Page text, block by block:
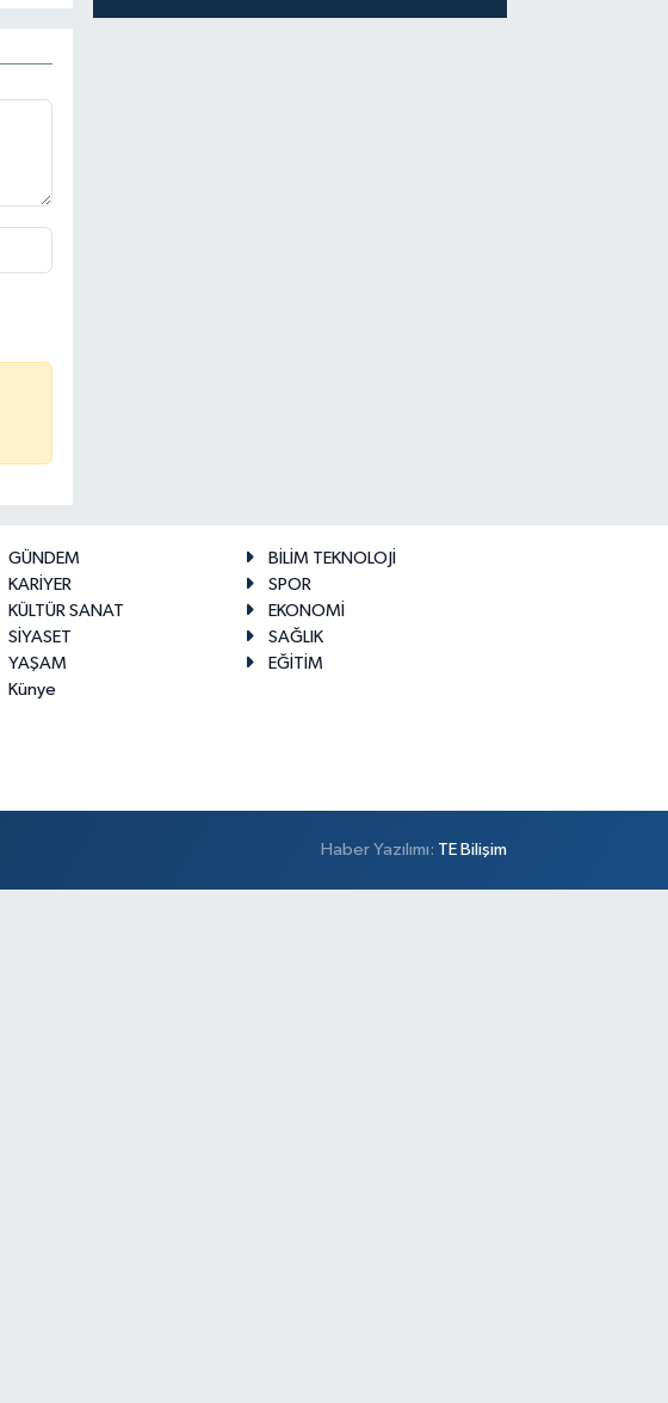
GÜNDEM
BİLİM TEKNOLOJİ
KARİYER
SPOR
KÜLTÜR SANAT
EKONOMİ
SİYASET
SAĞLIK
YAŞAM
EĞİTİM
Künye
Haber Yazılımı: TE Bilişim